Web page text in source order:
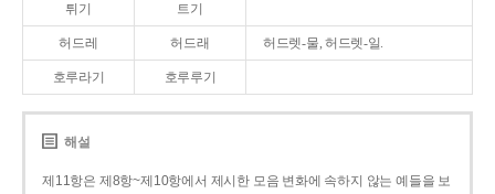
튀기 트기
허드레 허드래 허드렛-물, 허드렛-일.
호루라기 호루루기
해설
제11항은 제8항~제10항에서 제시한 모음 변화에 속하지 않는 예들을 보